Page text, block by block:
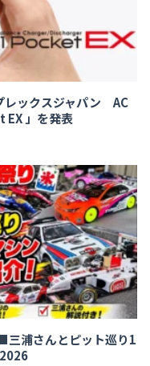
レックスジャパン AC
EX 」を発表
浦さんとピット巡り1